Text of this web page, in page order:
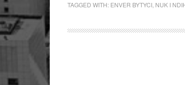
TAGGED WITH: ENVER BYTYCI NUK I